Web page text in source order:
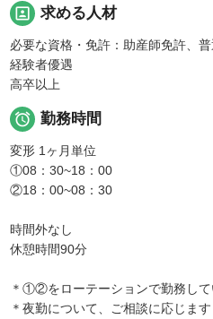
portrait 求める人材
必要な資格・免許：助産師免許、
経験者優遇
高卒以上
 勤務時間
変形 1ヶ月単位
①08：30~18：00
②18：00~08：30
時間外なし
休憩時間90分
＊①②をローテーションで勤務して
＊夜勤について、ご相談に応じます